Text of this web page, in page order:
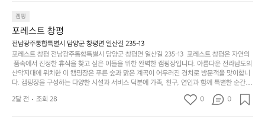
다.
그
럴
때
는
차
고
다
니
고
싶
어
하
지
않
은
디
자
무
좋
네
요
이
함께 좋은 시간을 보낼 수 있다는 것입니다. 또한, 하이글루 인근에는 다양한 트레킹 코스와
자전거 도로가 있어 아웃도어 활동을 좋아하는 이들에게 더욱 참조할 만한 장소가 됩니다.
담양의 아름다운 자연과 함께, 건강한 레저 활동을 즐기며 행복한 캠핑 경험을 쌓으실 수 있
습니다. 하이글루에서 특별한 순간을 만끽해보세요. 따뜻한 햇살과 함께하는 아침, 상징적인
담양의 죽녹원과 함께 어우러진 저녁, 그리고 고요한 밤하늘 아래에서 별을 바라보며 나누는
이야기들은 여러분의 캠핑 여행을 더욱 특별하게 만들어 줄 것입니다.  인기 정도: ★★★★
★
캠핑
포레스트 창평
전남광주통합특별시 담양군 창평면 일산길 235-13
포레스트 창평 전남광주통합특별시 담양군 창평면 일산길 235-13  포레스트 창평은 자연의
품속에서 진정한 휴식을 찾고 싶은 이들을 위한 완벽한 캠핑장입니다. 아름다운 전라남도의
산악지대에 위치한 이 캠핑장은 푸른 숲과 맑은 계곡이 어우러진 경치로 방문객을 맞이합니
다. 캠핑장을 구성하는 다양한 시설과 서비스 덕분에 가족, 친구, 연인과 함께 특별한 순간을
만들어갈 수 있는 최적의 공간이 됩니다.  포레스트 창평은 주말마다 직접 재배한 신선한 농
산물을 제공하는 캠핑장으로, 현지에서만 느낄 수 있는 자연의 맛을 경험할 수 있습니다. 또
2달 전 조회 28 0 0